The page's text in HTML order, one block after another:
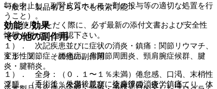
与を中止し、副腎皮質ホルモン剤の投与等の適切な処置を行
うこと）。
その他の副作用
１１．２． その他の副作用
１）． 全身：（０．１〜１％未満）倦怠感、口渇、末梢性
浮腫、（０．１％未満）悪寒、全身浮腫、疲労、ほてり、体
い。
効能・効果
１）． 次記疾患並びに症状の消炎・鎮痛：関節リウマチ、
変形性関節症、腰痛症、肩関節周囲炎、頸肩腕症候群、腱
炎・腱鞘炎。
２）． 手術後、外傷後並びに抜歯後の消炎・鎮痛。
一般名、製品名どちらでも検索可能！
※ ご使用いただく際に、必ず最新の添付文書および安全性
情報も併せてご確認下さい。